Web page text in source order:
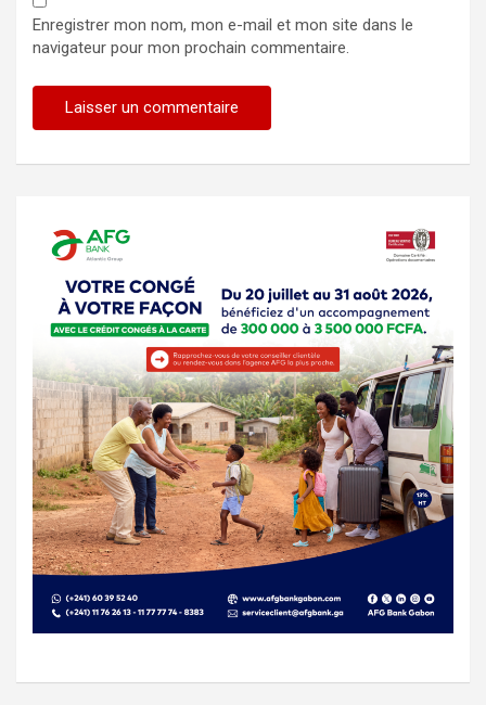
Enregistrer mon nom, mon e-mail et mon site dans le
navigateur pour mon prochain commentaire.